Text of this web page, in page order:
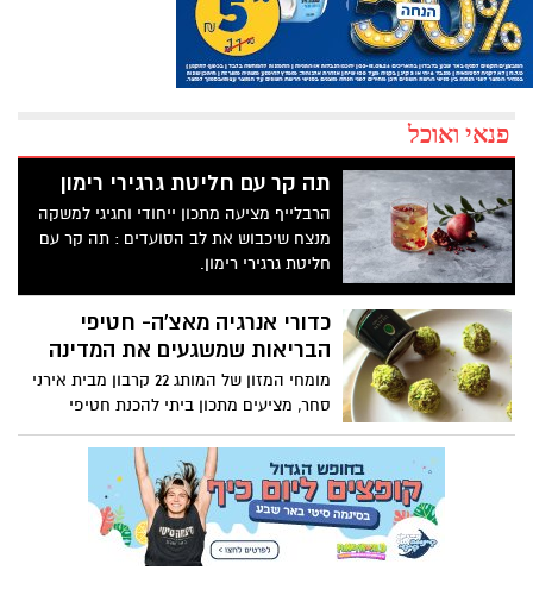
פנאי ואוכל
תה קר עם חליטת גרגירי רימון
הרבלייף מציעה מתכון ייחודי וחגיגי למשקה
מנצח שיכבוש את לב הסועדים : תה קר עם
חליטת גרגירי רימון.
כדורי אנרגיה מאצ'ה- חטיפי
הבריאות שמשגעים את המדינה
מומחי המזון של המותג 22 קרבון מבית אירני
סחר, מציעים מתכון ביתי להכנת חטיפי
בריאות: כדורי אנרגיה מאצ'ה. כשמם כן הם,
מדובר בכדורי מאצ'ה טעימים ומפנקים
באנרגיה שקל להכין, כיף לנשנש, מבלי נקיפות
מצפון, בריא, טעים וקל להכנה! הכדורים
מבוססים על רכיב מרכזי שהוא תה המאצ'ה
הידוע כבעל סגולות רבות. התה מרגיע ומשרה